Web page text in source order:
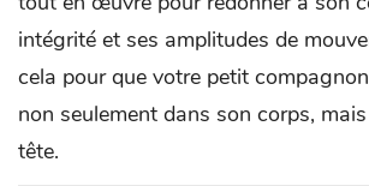
intégrité et ses amplitudes de
cela pour que votre petit
non seulement dans son corps,
tête.